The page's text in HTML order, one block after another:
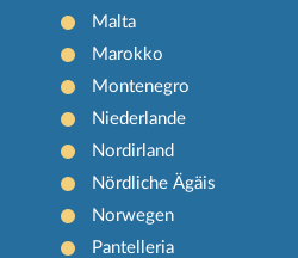
Malta
Marokko
Montenegro
Niederlande
Nordirland
Nördliche Ägäis
Norwegen
Pantelleria